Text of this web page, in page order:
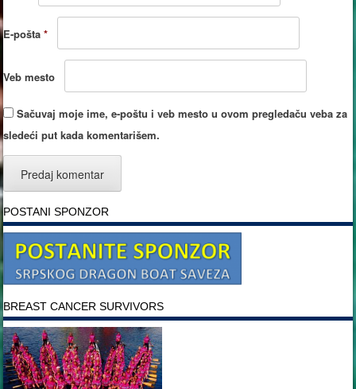
E-pošta*
Veb mesto
Sačuvaj moje ime, e-poštu i veb mesto u ovom pregledaču veba za
sledeći put kada komentarišem.
POSTANI SPONZOR
BREAST CANCER SURVIVORS